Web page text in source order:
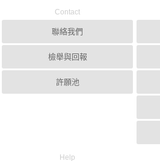
Contact
聯絡我們
檢舉與回報
許願池
Help